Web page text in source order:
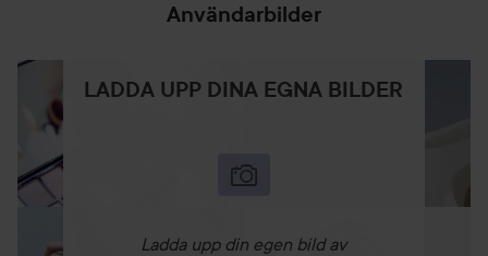
Användarbilder
LADDA UPP DINA EGNA BILDER
Ladda upp din egen bild av